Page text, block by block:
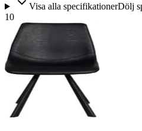
Visa alla specifikationerDölj
10